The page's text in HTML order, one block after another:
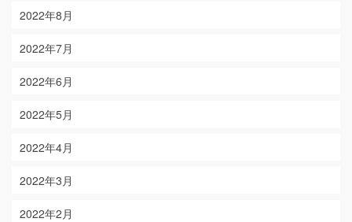
2022年8月
2022年7月
2022年6月
2022年5月
2022年4月
2022年3月
2022年2月